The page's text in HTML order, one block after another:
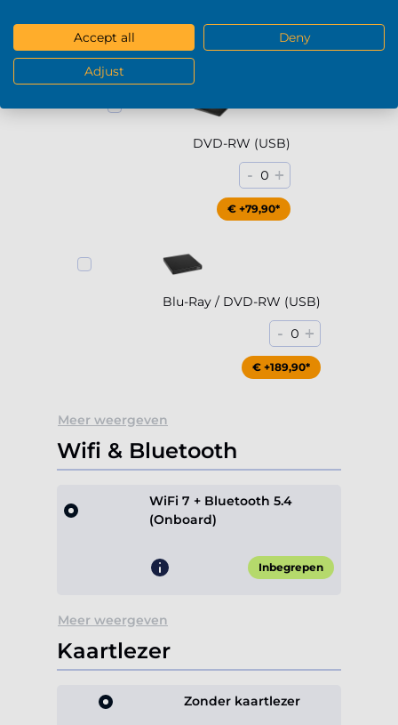
DVD / Blu-Ray
DVD-RW (USB)
- 0 +
€ +79,90*
Blu-Ray / DVD-RW (USB)
- 0 +
€ +189,90*
Meer weergeven
Wifi & Bluetooth
WiFi 7 + Bluetooth 5.4
(Onboard)
Inbegrepen
Meer weergeven
Kaartlezer
Zonder kaartlezer
Accept all Deny
Adjust